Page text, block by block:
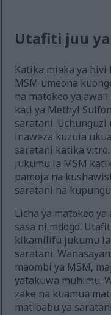
Utafiti juu ya
Katika miaka ya
MSM umeona
na matokeo ya
kati ya Methyl
saratani. Uchunguzi
inaweza kuzuia
saratani katika
jukumu la MSM
pamoja na
saratani na
Licha ya matokeo
sasa ni mdogo.
kikamilifu jukumu
saratani.
maombi ya MSM,
yatakuwa muhimu.
zake na kuamua
matibabu ya